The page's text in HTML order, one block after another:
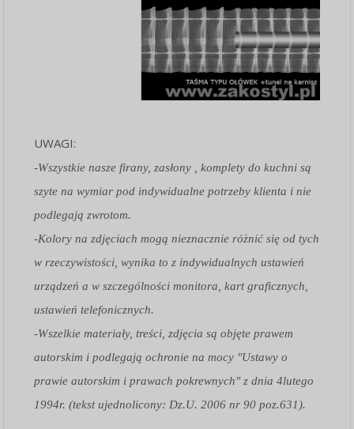
UWAGI:
-Wszystkie nasze firany, zasłony , komplety do kuchni są
szyte na wymiar pod indywidualne potrzeby klienta i nie
podlegają zwrotom.
-Kolory na zdjęciach mogą nieznacznie różnić się od tych
w rzeczywistości, wynika to z indywidualnych ustawień
urządzeń a w szczególności monitora, kart graficznych,
ustawień telefonicznych.
-Wszelkie materiały, treści, zdjęcia są objęte prawem
autorskim i podlegają ochronie na mocy "Ustawy o
prawie autorskim i prawach pokrewnych" z dnia 4lutego
1994r. (tekst ujednolicony: Dz.U. 2006 nr 90 poz.631).